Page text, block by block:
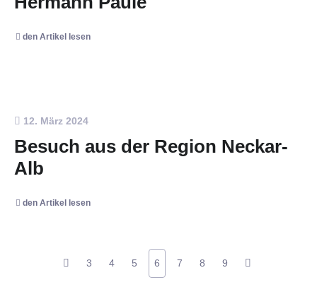
den Artikel lesen
12. März 2024
Besuch aus der Region Neckar-
Alb
den Artikel lesen
3 4 5 6 7 8 9